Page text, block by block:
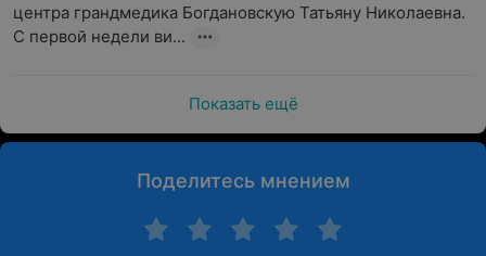
центра грандмедика Богдановскую Татьяну Николаевна.
С первой недели ви...
Показать ещё
Поделитесь мнением